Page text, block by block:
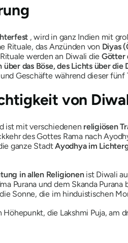
, wird in ganz Indien mit
Rituale, das Anzünden von Diyas
werden an Diwali die Götter
über das Böse, des Lichts über
Geschäfte während dieser
von
ist mit verschiedenen religiösen
des Gottes Rama nach
ganze StadtAyodhya im
in allen Religionenist Diwali
Purana unddem Skanda Purana
Sonne, die im hinduistischen
die Lakshmi Puja,